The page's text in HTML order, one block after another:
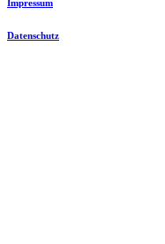
Impressum
Datenschutz